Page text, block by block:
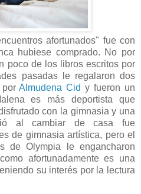
afortunados" fue con
hubiese comprado. No por
poco de los libros escritos por
pasadas le regalaron dos
porAlmudena Cid y fueron un
es más deportista que
con la gimnasia y una
al cambiar de casa fue
de gimnasia artística, pero el
de Olympia le engancharon
afortunadamente es una
su interés por la lectura